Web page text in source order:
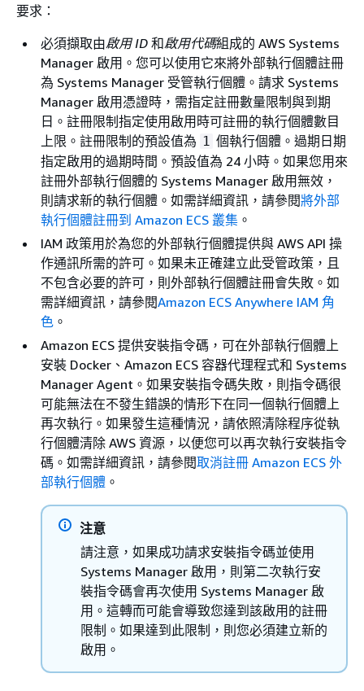
要求：
必須擷取由啟用 ID 和啟用代碼組成的 AWS Systems
Manager 啟用。您可以使用它來將外部執行個體註冊
為 Systems Manager 受管執行個體。請求 Systems
Manager 啟用憑證時，需指定註冊數量限制與到期
日。註冊限制指定使用啟用時可註冊的執行個體數目
上限。註冊限制的預設值為 1 個執行個體。過期日期
指定啟用的過期時間。預設值為 24 小時。如果您用來
註冊外部執行個體的 Systems Manager 啟用無效，
則請求新的執行個體。如需詳細資訊，請參閱將外部
執行個體註冊到 Amazon ECS 叢集 。
IAM 政策用於為您的外部執行個體提供與 AWS API 操
作通訊所需的許可。如果未正確建立此受管政策，且
不包含必要的許可，則外部執行個體註冊會失敗。如
需詳細資訊，請參閱Amazon ECS Anywhere IAM 角
色 。
Amazon ECS 提供安裝指令碼，可在外部執行個體上
安裝 Docker、Amazon ECS 容器代理程式和 Systems
Manager Agent。如果安裝指令碼失敗，則指令碼很
可能無法在不發生錯誤的情形下在同一個執行個體上
再次執行。如果發生這種情況，請依照清除程序從執
行個體清除 AWS 資源，以便您可以再次執行安裝指令
碼。如需詳細資訊，請參閱取消註冊 Amazon ECS 外
部執行個體 。
注意
請注意，如果成功請求安裝指令碼並使用
Systems Manager 啟用，則第二次執行安
裝指令碼會再次使用 Systems Manager 啟
用。這轉而可能會導致您達到該啟用的註冊
限制。如果達到此限制，則您必須建立新的
啟用。